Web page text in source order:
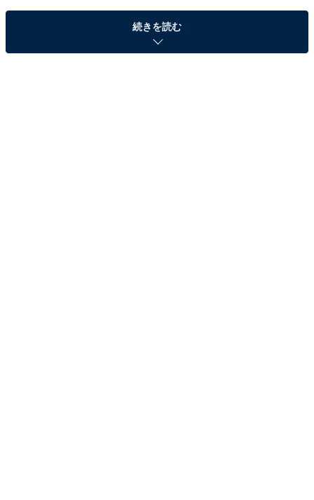
愛媛県松山市にある道後温泉は、女子旅での行き先とし
て人気が高い。大手旅行予約サイト『楽天トラベル』が
続きを読む